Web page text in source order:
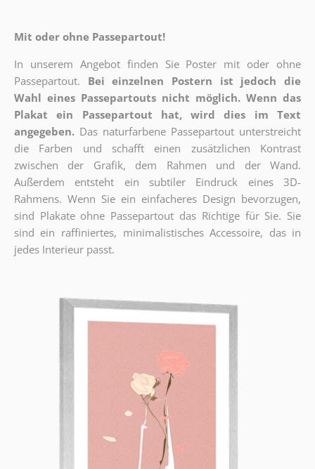
Mit oder ohne Passepartout!
In unserem Angebot finden Sie Poster mit oder ohne
Passepartout.
Bei einzelnen Postern ist jedoch die
Wahl eines Passepartouts nicht möglich. Wenn das
Plakat ein Passepartout hat, wird dies im Text
angegeben. Das naturfarbene Passepartout unterstreicht
die Farben und schafft einen zusätzlichen Kontrast
zwischen der Grafik, dem Rahmen und der Wand.
Außerdem entsteht ein subtiler Eindruck eines 3D-
Rahmens. Wenn Sie ein einfacheres Design bevorzugen,
sind Plakate ohne Passepartout das Richtige für Sie. Sie
sind ein raffiniertes, minimalistisches Accessoire, das in
jedes Interieur passt.